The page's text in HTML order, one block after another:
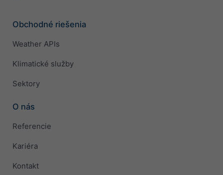
Obchodné riešenia
Weather APIs
Klimatické služby
Sektory
O nás
Referencie
Kariéra
Kontakt